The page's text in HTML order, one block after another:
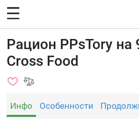
Рацион PPsTory на
Cross Food
Инфо Особенности